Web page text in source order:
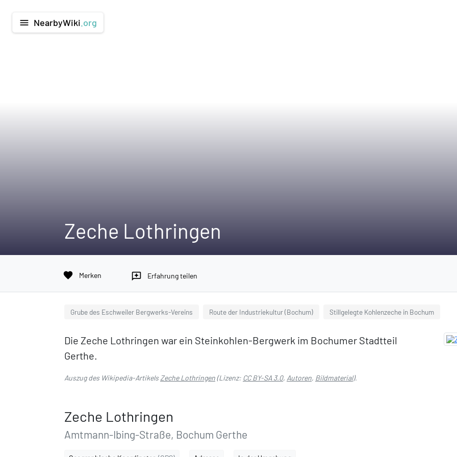
menu NearbyWiki .org
Zeche Lothringen
favorite Merken reviews Erfahrung teilen
Grube des Eschweiler Bergwerks-Vereins Route der Industriekultur (Bochum) Stillgelegte Kohlenzeche in Bochum
Die Zeche Lothringen war ein Steinkohlen-Bergwerk im Bochumer Stadtteil
Gerthe.
Auszug des Wikipedia-ArtikelsZeche Lothringen(Lizenz: CC BY-SA 3.0, Autoren, Bildmaterial).
Zeche Lothringen
Amtmann-Ibing-Straße, Bochum Gerthe